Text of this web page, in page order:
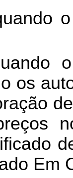
os
Em